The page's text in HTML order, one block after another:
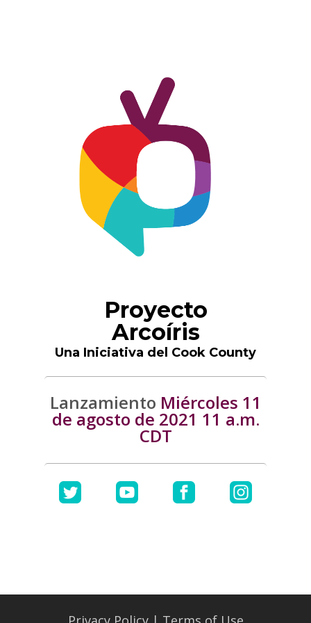
Proyecto
Arcoíris
Una Iniciativa del Cook County
Lanzamiento Miércoles 11
de agosto de 2021 11 a.m.
CDT